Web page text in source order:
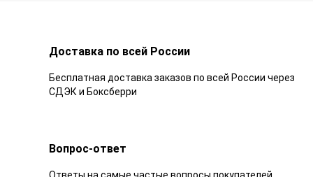
Доставка по всей России
Бесплатная доставка заказов по всей России через
СДЭК и Боксберри
Вопрос-ответ